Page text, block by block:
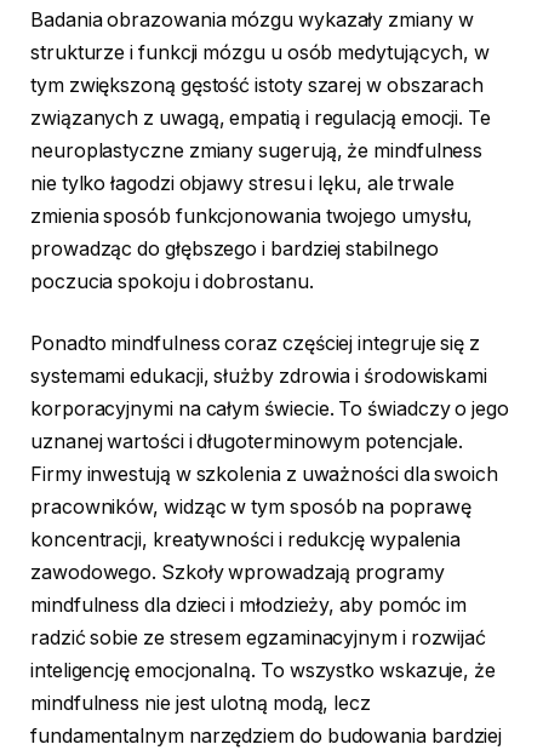
Badania obrazowania mózgu wykazały zmiany w
strukturze i funkcji mózgu u osób medytujących, w
tym zwiększoną gęstość istoty szarej w obszarach
związanych z uwagą, empatią i regulacją emocji. Te
neuroplastyczne zmiany sugerują, że mindfulness
nie tylko łagodzi objawy stresu i lęku, ale trwale
zmienia sposób funkcjonowania twojego umysłu,
prowadząc do głębszego i bardziej stabilnego
poczucia spokoju i dobrostanu.
Ponadto mindfulness coraz częściej integruje się z
systemami edukacji, służby zdrowia i środowiskami
korporacyjnymi na całym świecie. To świadczy o jego
uznanej wartości i długoterminowym potencjale.
Firmy inwestują w szkolenia z uważności dla swoich
pracowników, widząc w tym sposób na poprawę
koncentracji, kreatywności i redukcję wypalenia
zawodowego. Szkoły wprowadzają programy
mindfulness dla dzieci i młodzieży, aby pomóc im
radzić sobie ze stresem egzaminacyjnym i rozwijać
inteligencję emocjonalną. To wszystko wskazuje, że
mindfulness nie jest ulotną modą, lecz
fundamentalnym narzędziem do budowania bardziej